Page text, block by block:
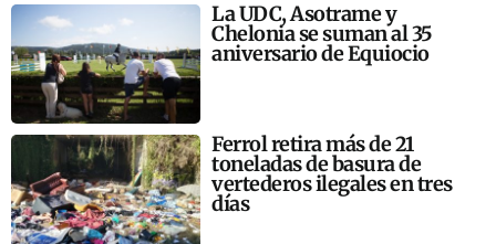
La UDC, Asotrame y
Chelonia se suman al 35
aniversario de Equiocio
Ferrol retira más de 21
toneladas de basura de
vertederos ilegales en tres
días